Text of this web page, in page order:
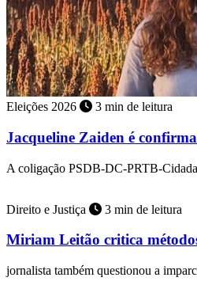
Eleições 2026 3 min de leitura
Jacqueline Zaiden é
A coligação PSDB-DC-PRTB-
Direito e Justiça 3 min de leitura
Miriam Leitão critica
jornalista também questionou a